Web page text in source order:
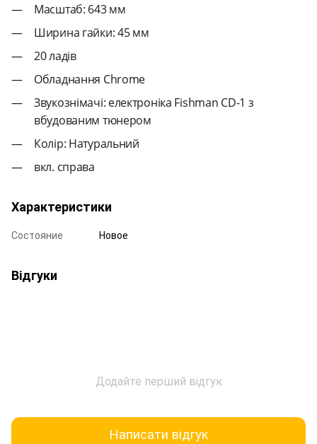
Масштаб: 643 мм
Ширина гайки: 45 мм
20 ладів
Обладнання Chrome
Звукознімачі: електроніка Fishman CD-1 з
вбудованим тюнером
Колір: Натуральний
вкл. справа
Характеристики
Состояние Новое
Відгуки
Додайте перший відгук
Написати відгук